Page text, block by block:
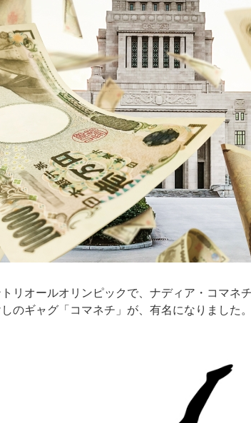
トリオールオリンピックで、ナディア・コマネ
のギャグ「コマネチ」が、有名になりました。